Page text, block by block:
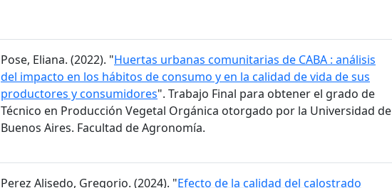
Pose, Eliana. (2022). "Huertas urbanas comunitarias de CABA : análisis
del impacto en los hábitos de consumo y en la calidad de vida de sus
productores y consumidores". Trabajo Final para obtener el grado de
Técnico en Producción Vegetal Orgánica otorgado por la Universidad de
Buenos Aires. Facultad de Agronomía.
Perez Alisedo, Gregorio. (2024). "Efecto de la calidad del calostrado